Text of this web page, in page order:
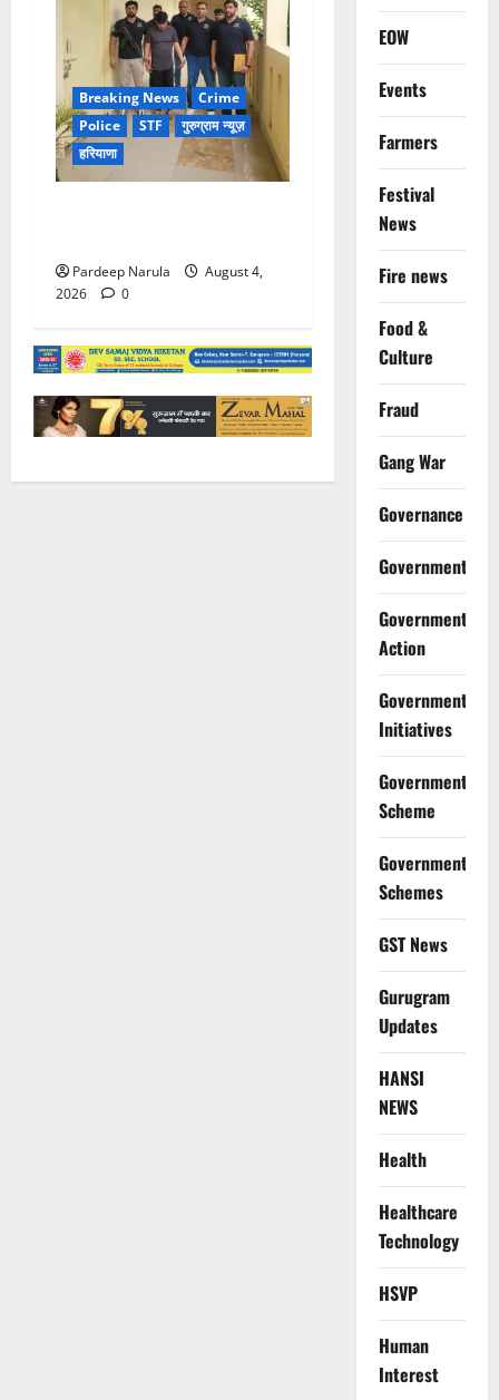
Breaking News
Crime
Police
STF
गुरुग्राम न्यूज़
हरियाणा
Pardeep Narula
August 4,
2026
0
EOW
Events
Farmers
Festival
News
Fire news
Food &
Culture
Fraud
Gang War
Governance
Government
Government
Action
Government
Initiatives
Government
Scheme
Government
Schemes
GST News
Gurugram
Updates
HANSI
NEWS
Health
Healthcare
Technology
HSVP
Human
Interest